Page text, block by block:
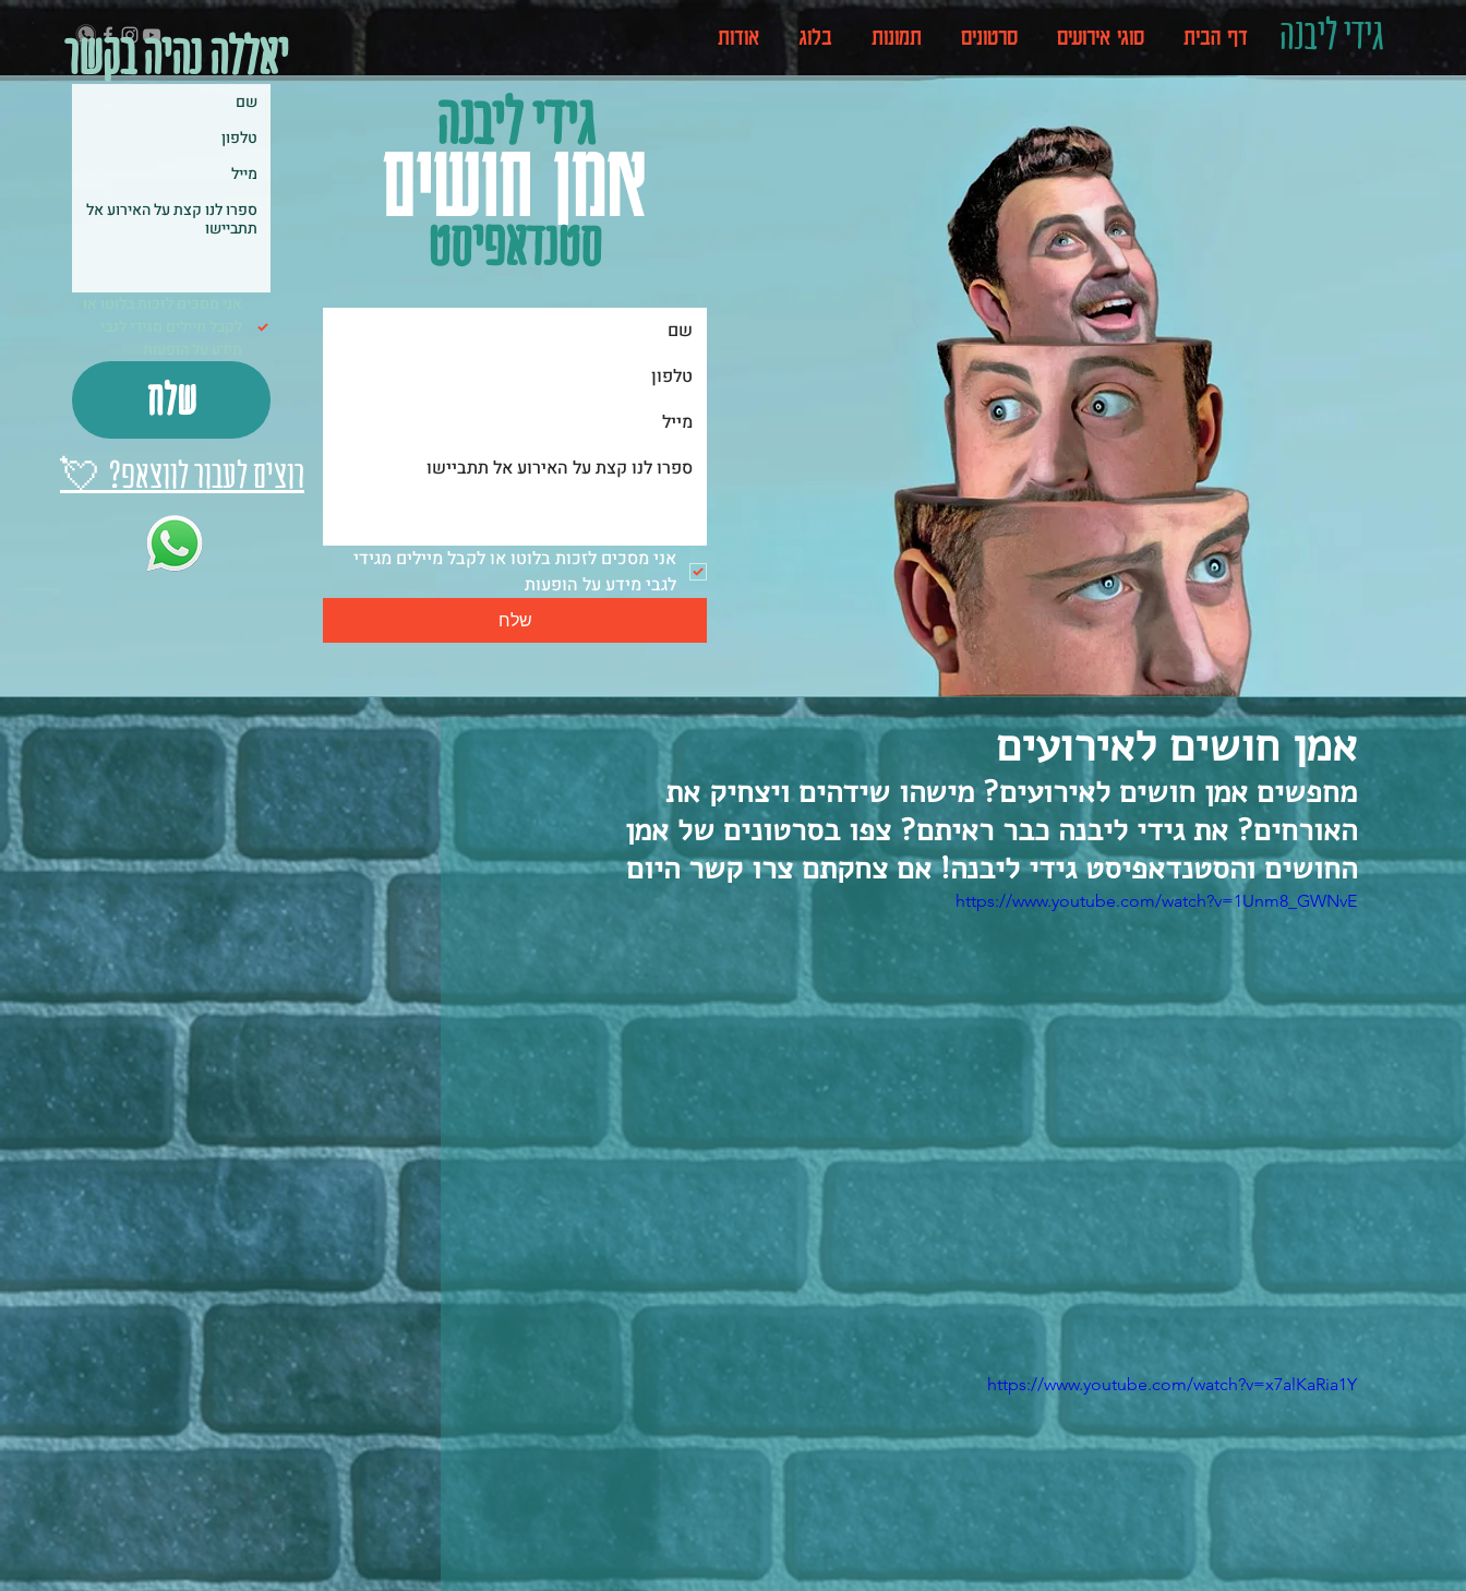
יאללה נהיה בקשר
רוצים לעבור לווצאפ? 💘
שלח
אודות בלוג תמונות סרטונים סוגי אירועים דף הבית גידי ליבנה
אמן חושים
גידי ליבנה
סטנדאפיסט
לגבי מידע על הופעות
שלח
אמן חושים לאירועים
מחפשים אמן חושים לאירועים? מישהו שידהים ויצחיק את
האורחים? את גידי ליבנה כבר ראיתם? צפו בסרטונים של אמן
החושים והסטנדאפיסט גידי ליבנה! אם צחקתם צרו קשר היום
https://www.youtube.com/watch?v=1Unm8_GWNvE
https://www.youtube.com/watch?v=x7alKaRia1Y